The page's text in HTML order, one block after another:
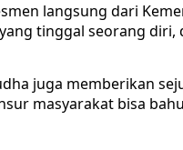
langsung dari
tinggal seorang
juga memberikan
masyarakat bisa